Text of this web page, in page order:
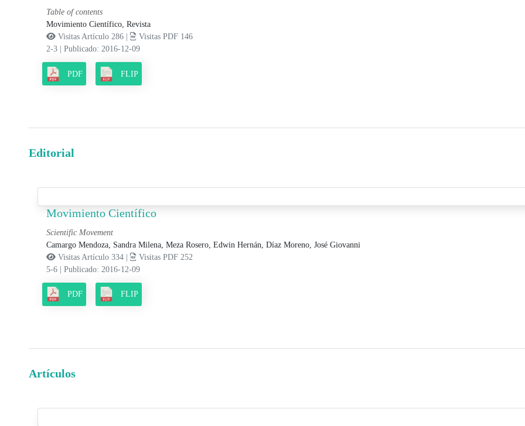
Table of contents
Movimiento Científico, Revista
Visitas Artículo 286 |
Visitas PDF 146
2-3
Publicado: 2016-12-09
PDF FLIP
Editorial
Movimiento Científico
Scientific Movement
Camargo Mendoza, Sandra Milena, Meza Rosero, Edwin Hernán, Díaz Moreno, José Giovanni
Visitas Artículo 334 |
Visitas PDF 252
5-6 | Publicado: 2016-12-09
PDF FLIP
Artículos